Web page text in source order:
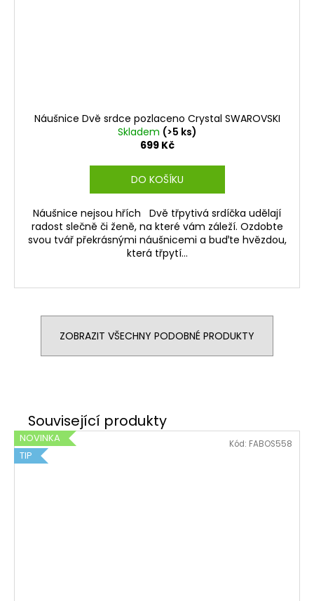
Náušnice Dvě srdce pozlaceno Crystal SWAROVSKI
Skladem (>5 ks)
699 Kč
DO KOŠÍKU
Náušnice nejsou hřích Dvě třpytivá srdíčka udělají
radost slečně či ženě, na které vám záleží. Ozdobte
svou tvář překrásnými náušnicemi a buďte hvězdou,
která třpytí...
ZOBRAZIT VŠECHNY PODOBNÉ PRODUKTY
NOVINKA
TIP
Kód: FABOS558